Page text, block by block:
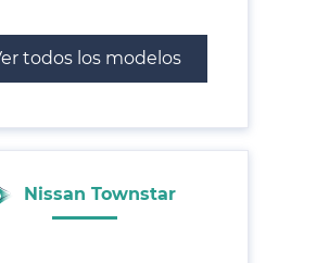
todos los modelos
Nissan Townstar